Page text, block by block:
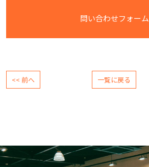
問い合わせフォーム
<< 前へ 一覧に戻る